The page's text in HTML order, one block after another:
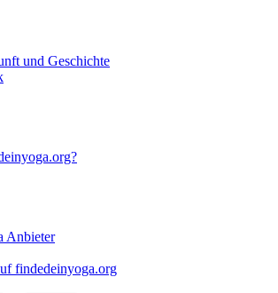
und Geschichte
Anbieter
findedeinyoga.org